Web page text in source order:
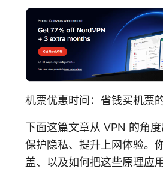
机票优惠时间：省钱买机票
下面这篇文章从 VPN 的角
保护隐私、提升上网体验。
盖、以及如何把这些原理应